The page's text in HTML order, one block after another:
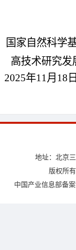
国家自然科学
高技术研究发
2025年11月18
地址：北京
版权所
中国产业信息部备